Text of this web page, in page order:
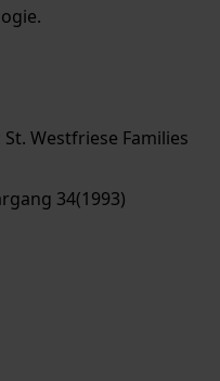
Westfriese Families
34(1993)